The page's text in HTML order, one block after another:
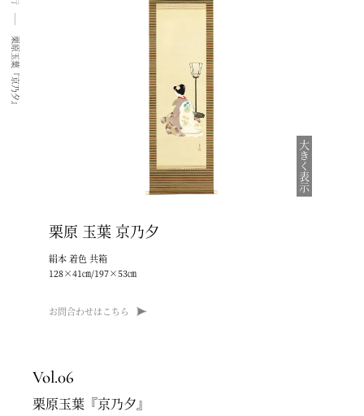
栗原玉葉『京乃夕』
大きく表示
栗原 玉葉 京乃夕
絹本 着色 共箱
128×41㎝/197×53㎝
お問合わせはこちら
Vol.06
栗原玉葉『京乃夕』